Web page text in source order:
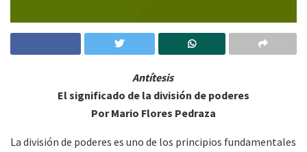
Antítesis
El significado de la división de poderes
Por Mario Flores Pedraza
La división de poderes es uno de los principios fundamentales